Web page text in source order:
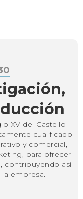
XV del Castello
cualificado
y comercial,
para ofrecer
contribuyendo así
empresa.